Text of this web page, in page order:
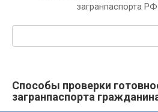
загранпаспорта РФ
Поиск:
Способы проверки
загранпаспорта